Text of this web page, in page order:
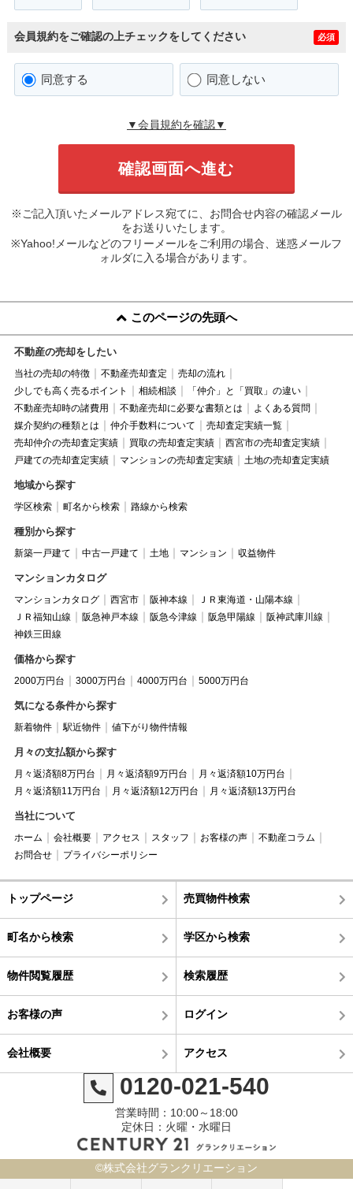
会員規約をご確認の上チェックをしてください 必須
同意する 同意しない
▼会員規約を確認▼
※ご記入頂いたメールアドレス宛てに、お問合せ内容の確認メール
をお送りいたします。
※Yahoo!メールなどのフリーメールをご利用の場合、迷惑メールフ
ォルダに入る場合があります。
このページの先頭へ
不動産の売却をしたい
当社の売却の特徴 不動産売却査定
売却の流れ
少しでも高く売るポイント
相続相談
「仲介」と「買取」の違い
不動産売却時の諸費用
不動産売却に必要な書類とは
よくある質問
媒介契約の種類とは
仲介手数料について
売却査定実績一覧
売却仲介の売却査定実績
買取の売却査定実績
西宮市の売却査定実績
戸建ての売却査定実績
マンションの売却査定実績 土地の売却査定実績
地域から探す
学区検索 町名から検索 路線から検索
種別から探す
新築一戸建て 中古一戸建て 土地 マンション 収益物件
マンションカタログ
マンションカタログ 西宮市 阪神本線
ＪＲ東海道・山陽本線
ＪＲ福知山線
阪急神戸本線 阪急今津線 阪急甲陽線
阪神武庫川線
神鉄三田線
価格から探す
2000万円台 3000万円台 4000万円台 5000万円台
気になる条件から探す
新着物件 駅近物件 値下がり物件情報
月々の支払額から探す
月々返済額8万円台 月々返済額9万円台
月々返済額10万円台
月々返済額11万円台
月々返済額12万円台 月々返済額13万円台
当社について
ホーム 会社概要 アクセス スタッフ お客様の声
不動産コラム
お問合せ
プライバシーポリシー
トップページ 売買物件検索
町名から検索 学区から検索
物件閲覧履歴 検索履歴
お客様の声 ログイン
会社概要 アクセス
0120-021-540
営業時間：10:00～18:00
定休日：火曜・水曜日
©株式会社グランクリエーション